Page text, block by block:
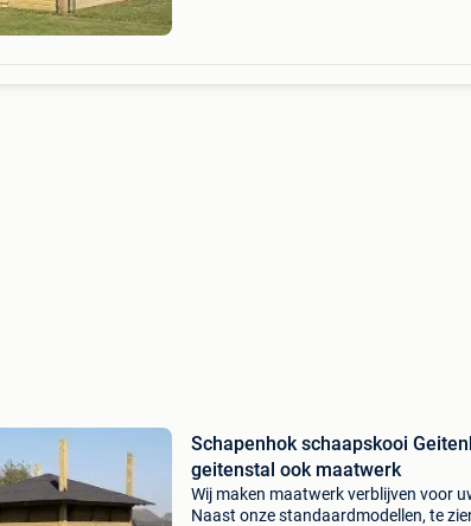
Schapenhok schaapskooi
geitenstal ook maatwerk
Wij maken maatwerk verblijven voor
Naast onze standaardmodellen, te